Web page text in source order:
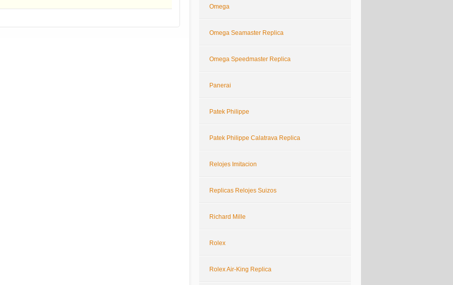
Omega
Omega Seamaster Replica
Omega Speedmaster Replica
Panerai
Patek Philippe
Patek Philippe Calatrava Replica
Relojes Imitacion
Replicas Relojes Suizos
Richard Mille
Rolex
Rolex Air-King Replica